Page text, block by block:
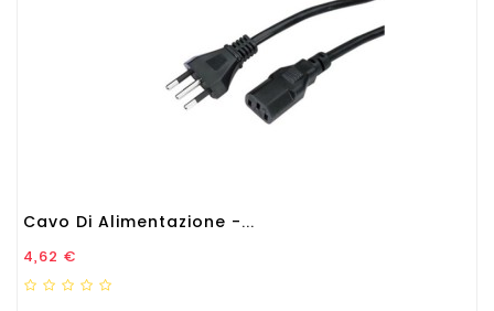
Cavo Di Alimentazione -...
Prezzo
4,62 €